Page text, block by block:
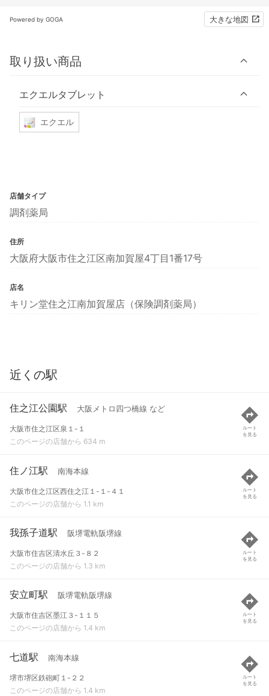
Powered by GOGA 大きな地図
取り扱い商品
エクエルタブレット
エクエル
店舗タイプ
調剤薬局
住所
大阪府大阪市住之江区南加賀屋4丁目1番17号
店名
キリン堂住之江南加賀屋店（保険調剤薬局）
近くの駅
住之江公園駅 大阪メトロ四つ橋線 など
大阪市住之江区泉１-１
このページの店舗から 634 m
ルート
を見る
住ノ江駅 南海本線
大阪市住之江区西住之江１-１-４１
このページの店舗から 1.1 km
ルート
を見る
我孫子道駅 阪堺電軌阪堺線
大阪市住吉区清水丘３-８２
このページの店舗から 1.3 km
ルート
を見る
安立町駅 阪堺電軌阪堺線
大阪市住吉区墨江３-１１５
このページの店舗から 1.4 km
ルート
を見る
七道駅 南海本線
堺市堺区鉄砲町１-２２
このページの店舗から 1.4 km
ルート
を見る